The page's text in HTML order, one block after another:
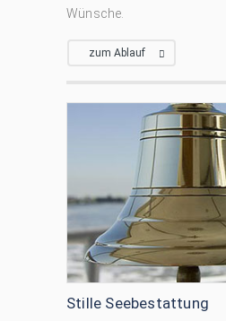
Wünsche.
zum Ablauf
Stille Seebestattung